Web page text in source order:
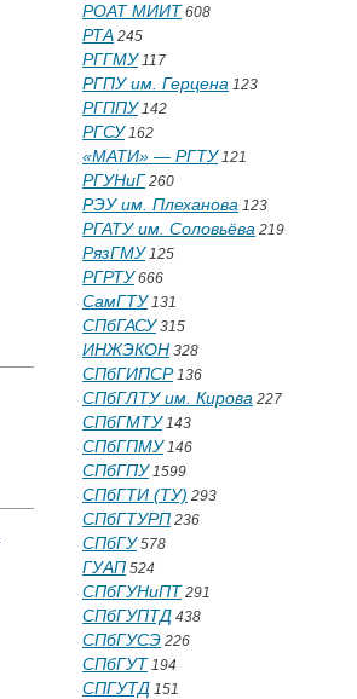
РОАТ МИИТ 608
РТА 245
РГГМУ117
РГПУ им. Герцена 123
РГППУ142
РГСУ162
«МАТИ» — РГТУ121
РГУНиГ 260
РЭУ им. Плеханова 123
РГАТУ им. Соловьёва 219
РязГМУ125
РГРТУ666
СамГТУ131
СПбГАСУ315
ИНЖЭКОН 328
СПбГИПСР136
СПбГЛТУ им. Кирова 227
СПбГМТУ143
СПбГПМУ146
СПбГПУ1599
СПбГТИ (ТУ) 293
СПбГТУРП 236
СПбГУ578
ГУАП 524
СПбГУНиПТ 291
СПбГУПТД 438
СПбГУСЭ 226
СПбГУТ 194
СПГУТД 151